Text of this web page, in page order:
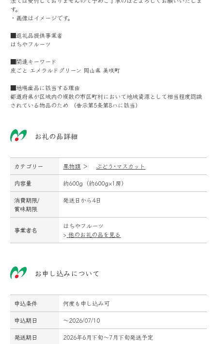
す。
・画像はイメージです。
■返礼品提供事業者
はちやフルーツ
■関連キーワード
皮ごと エメラルドグリーン 岡山県 美咲町
■地場産品に該当する理由
都道府県が区域内の複数の市区町村において地域資源として相当程度認識
されている物品のため （告示第5条第8ハに該当）
お礼の品詳細
カテゴリー 果物類 ＞
ぶどう･マスカット
内容量
約600g（約600g×1房）
消費期限/
賞味期限
発送日から4日
事業者名
はちやフルーツ
> 他のお礼の品を見る
お申し込みについて
申込条件
何度も申し込み可
申込期日
～2026/07/10
発送期日
2026年6月下旬～7月下旬発送予定